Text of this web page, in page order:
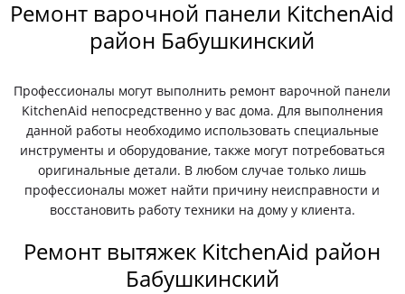
Ремонт варочной панели KitchenAid
район Бабушкинский
Профессионалы могут выполнить ремонт варочной панели
KitchenAid непосредственно у вас дома. Для выполнения
данной работы необходимо использовать специальные
инструменты и оборудование, также могут потребоваться
оригинальные детали. В любом случае только лишь
профессионалы может найти причину неисправности и
восстановить работу техники на дому у клиента.
Ремонт вытяжек KitchenAid район
Бабушкинский